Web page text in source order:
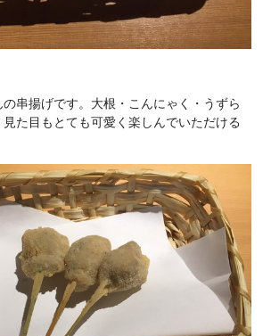
串揚げです。大根・こんにゃく・うずら
た目もとても可愛く楽しんでいただける